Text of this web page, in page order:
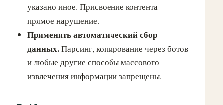
указано иное. Присвоение контента —
прямое нарушение.
Применять автоматический сбор
данных.Парсинг, копирование через ботов
и любые другие способы массового
извлечения информации запрещены.